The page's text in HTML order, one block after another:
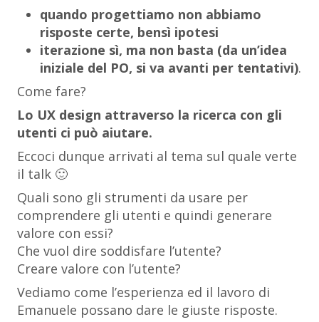
quando progettiamo non abbiamo
risposte certe, bensì ipotesi
iterazione sì, ma non basta (da un’idea
iniziale del PO, si va avanti per tentativi).
Come fare?
Lo UX design attraverso la ricerca con gli
utenti ci può aiutare.
Eccoci dunque arrivati al tema sul quale verte
il talk 🙂
Quali sono gli strumenti da usare per
comprendere gli utenti e quindi generare
valore con essi?
Che vuol dire soddisfare l’utente?
Creare valore con l’utente?
Vediamo come l’esperienza ed il lavoro di
Emanuele possano dare le giuste risposte.